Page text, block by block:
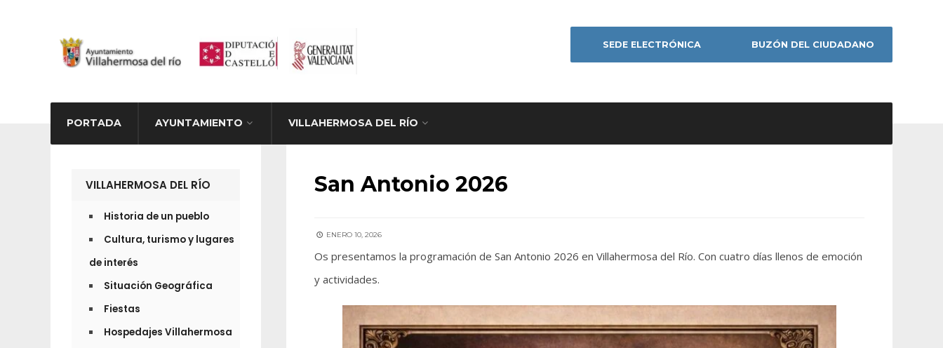
PORTADA AYUNTAMIENTO VILLAHERMOSA DEL RÍO
SEDE ELECTRÓNICA BUZÓN DEL CIUDADANO
San Antonio 2026
ENERO 10, 2026
Os presentamos la programación de San Antonio 2026 en Villahermosa del Río. Con cuatro días llenos de emoción
y actividades.
VILLAHERMOSA DEL RÍO
Historia de un pueblo
Cultura, turismo y lugares
de interés
Situación Geográfica
Fiestas
Hospedajes Villahermosa